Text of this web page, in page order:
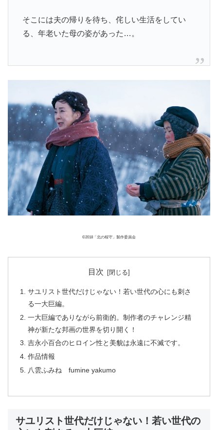
そこには夫の帰りを待ち、侘しい生活をしてい
る、年老いた母の姿があった…。
©2018「北の桜守」製作委員会
目次
サユリスト世代だけじゃない！若い世代の心にも刺さ
る一大巨編。
一大巨編でありながら前衛的。制作者のチャレンジ精
神が新たな邦画の世界を切り開く！
吉永小百合のヒロイン性と美貌は永遠に不滅です。
作品情報
八雲ふみね fumine yakumo
サユリスト世代だけじゃない！若い世代の